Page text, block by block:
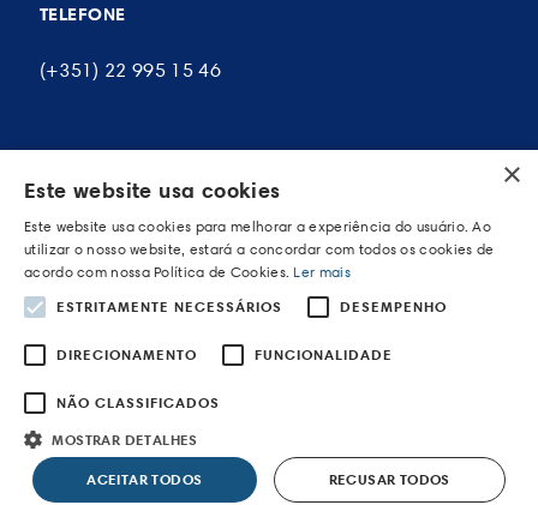
TELEFONE
(+351) 22 995 15 46
A MINHA CONTA
As minhas encomendas
Os meus endereços
Os meus dados pessoais
POWERED BY WEVOLVED - Creative Agency
×
Este website usa cookies
Este website usa cookies para melhorar a experiência do usuário. Ao
utilizar o nosso website, estará a concordar com todos os cookies de
acordo com nossa Política de Cookies.Ler mais
ESTRITAMENTE NECESSÁRIOS
DESEMPENHO
DIRECIONAMENTO FUNCIONALIDADE
NÃO CLASSIFICADOS
MOSTRAR DETALHES
ACEITAR TODOS RECUSAR TODOS